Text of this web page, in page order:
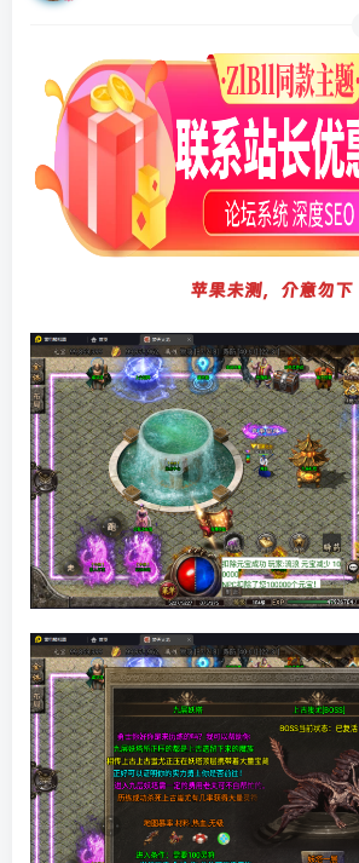
苹果未测，介意勿下